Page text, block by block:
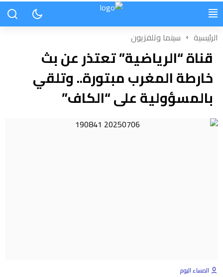
الرئيسية سينما وتلفزيون
قناة “الرياضية” تعتذر عن بث
خارطة المغرب مبتورة.. وتلقي
بالمسؤولية على “الكاف”
المساء اليوم